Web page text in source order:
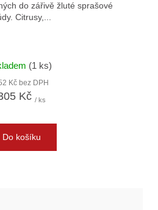
do zářivě žluté sprašové
Citrusy,...
(1 ks)
Kč bez DPH
Kč / ks
Do košíku